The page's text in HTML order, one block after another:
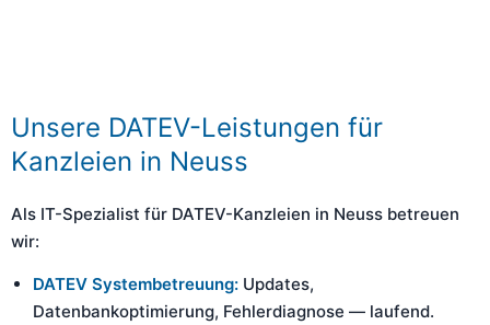
Unsere DATEV-Leistungen für
Kanzleien in Neuss
Als IT-Spezialist für DATEV-Kanzleien in Neuss betreuen
wir:
DATEV Systembetreuung: Updates,
Datenbankoptimierung, Fehlerdiagnose — laufend.